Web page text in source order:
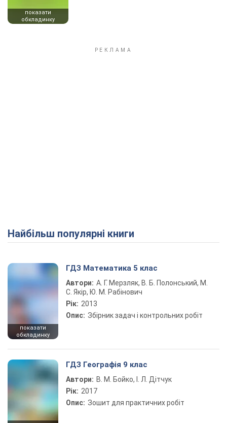
показати
обкладинку
Найбільш популярні книги
показати
обкладинку
ГДЗ Математика 5 клас
Автори: А. Г. Мерзляк, В. Б. Полонський, М.
С. Якір, Ю. М. Рабінович
Рік: 2013
Опис: Збірник задач і контрольних робіт
ГДЗ Географія 9 клас
Автори: В. М. Бойко, І. Л. Дітчук
Рік: 2017
Опис: Зошит для практичних робіт